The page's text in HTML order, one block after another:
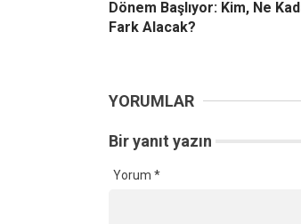
Dönem Başlıyor: Kim, Ne
Fark Alacak?
YORUMLAR
Bir yanıt yazın
Yorum *